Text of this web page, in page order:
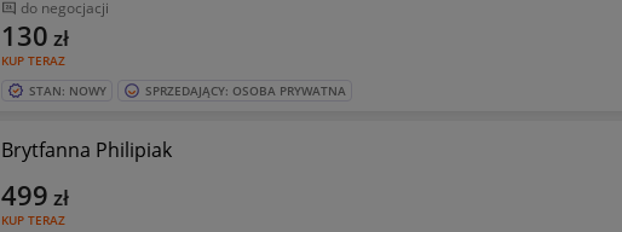
do negocjacji
KUP TERAZ
130 zł
STAN: NOWY SPRZEDAJĄCY: OSOBA PRYWATNA
Brytfanna Philipiak
KUP TERAZ
499 zł